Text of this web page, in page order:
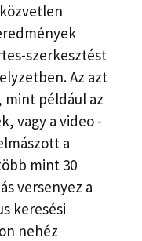
szerkesztést
Az azt
mint például az
vagy a video -
a
mint 30
versenyez a
keresési
nehéz